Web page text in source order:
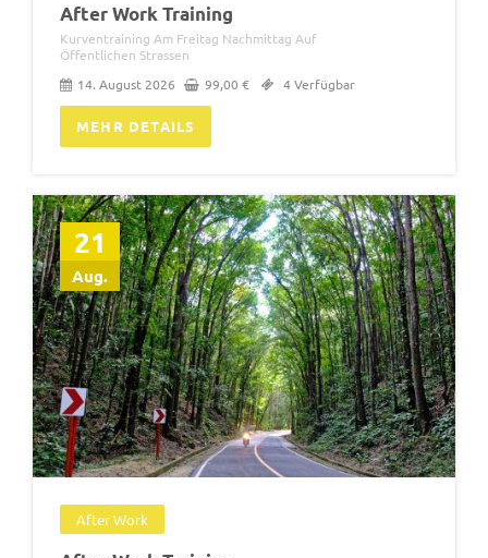
After Work Training
Kurventraining Am Freitag Nachmittag Auf
Öffentlichen Strassen
14. August 2026
99,00 € 4 Verfügbar
MEHR DETAILS
21
Aug.
After Work